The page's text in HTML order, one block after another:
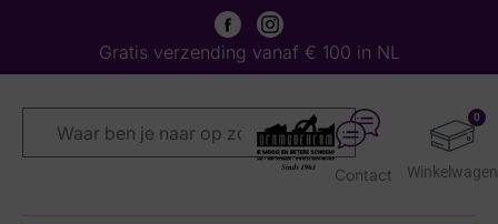
Gratis verzending vanaf € 100 in NL
0
Contact